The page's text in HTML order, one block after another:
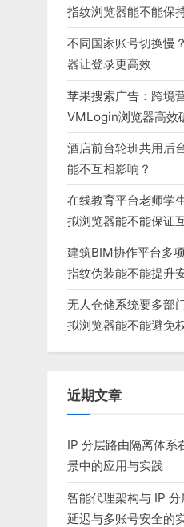
指纹浏览器能不能保
不同国家账号切换慢
器让登录更高效
苹果搜索广告：跨境
VMLogin浏览器高效
酒店前台轮班共用后
能不互相影响？
在线教育平台老师学
拟浏览器能不能保证
建筑BIM协作平台多
指纹伪装能不能提升
无人仓储系统要多部
拟浏览器能不能避免
近期文章
IP 分层路由隔离体系
景中的应用与实践
智能代理架构与 IP
延迟与多账号安全的